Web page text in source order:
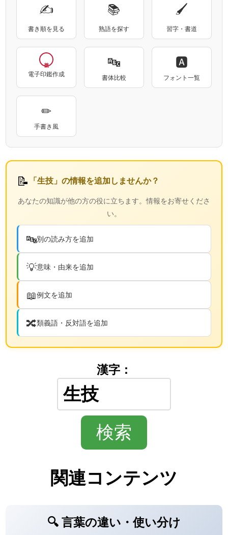
✍
書き順を見る
📚
熟語を探す
🖌
習字・書道
電子印鑑作成
🔤
書体比較
🅰
フォント一覧
✏
手書き風
📝 「生技」の情報を追加しませんか？
あなたの知識が他の方の役に立ちます。情報をお寄せくださ
い。
🔤別の読み方を追加
💡意味・由来を追加
📖例文を追加
🔀類義語・反対語を追加
漢字：
関連コンテンツ
🔍 言葉の違い・使い分け